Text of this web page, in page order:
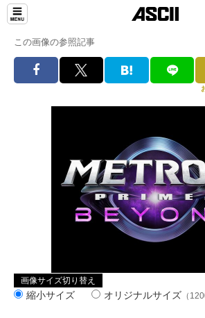
この画像の参照記事
画像サイズ切り替え
縮小サイズ オリジナルサイズ （